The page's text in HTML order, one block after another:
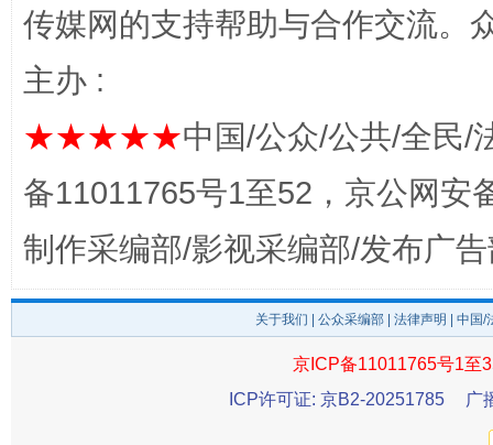
东山县通报“牛蛙产品抗生素超标问题” 法
传媒网的支持帮助与合作交流。
主办 :
★★★★★中国/公众/公共/全民/
备11011765号1至52，京公网安
制作采编部/影视采编部/发布广
关于我们 公众采编部 法律声明 | 中国
京ICP备11011765号1至
ICP许可证: 京B2-20251785
广